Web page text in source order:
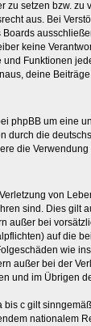
zu setzen bzw. zu
aus. Bei
keine
und Funktionen
deine
phpBB um eine
durch die
die
von
sind. Dies gilt
außer bei
auf die
wie
außer bei der
und im Übrigen
bis c gilt
nationalem